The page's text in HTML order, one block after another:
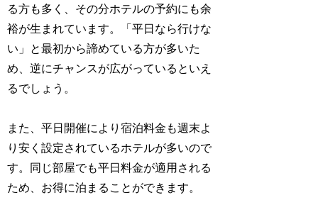
る方も多く、その分ホテルの予約にも余
裕が生まれています。「平日なら行けな
い」と最初から諦めている方が多いた
め、逆にチャンスが広がっているといえ
るでしょう。
また、平日開催により宿泊料金も週末よ
り安く設定されているホテルが多いので
す。同じ部屋でも平日料金が適用される
ため、お得に泊まることができます。